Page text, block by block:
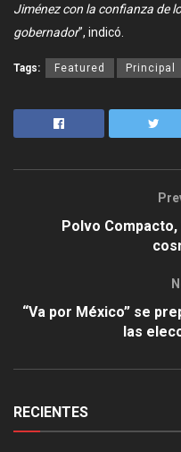
Jiménez con la confianza de
gobernador”, indicó.
Tags: Featured Principal
Polvo
“Va por México” se
las
RECIENTES